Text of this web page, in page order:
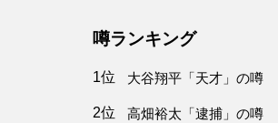
噂ランキング
1位 大谷翔平「天才」の噂
2位 高畑裕太「逮捕」の噂